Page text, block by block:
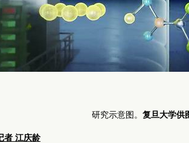
研究示意图。 复旦大学供
者 江庆龄